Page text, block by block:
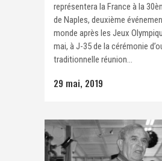
représentera la France à la
de Naples, deuxième
monde après les Jeux
mai, à J-35 de la cérémonie
traditionnelle réunion...
29 mai, 2019